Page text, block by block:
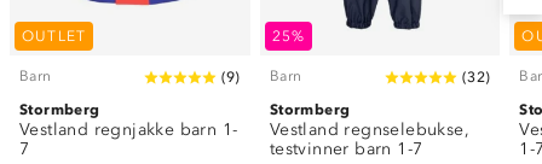
OUTLET
Barn (9)
Stormberg
Vestland regnjakke barn 1-
7
25%
Barn (32)
Stormberg
Vestland regnselebukse,
testvinner barn 1-7
1-